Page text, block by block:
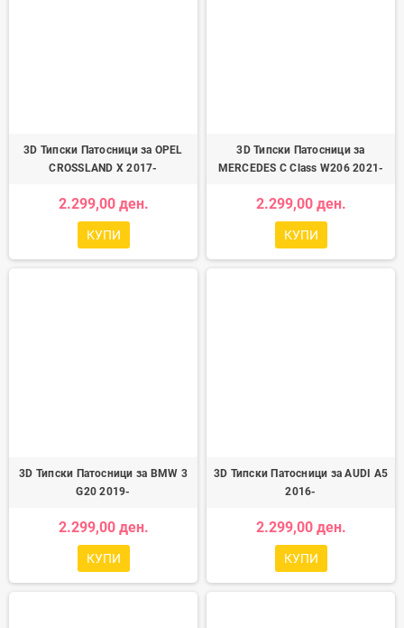
3D Типски Патосници за OPEL
CROSSLAND X 2017-
2.299,00 ден.
КУПИ
3D Типски Патосници за
MERCEDES C Class W206 2021-
2.299,00 ден.
КУПИ
3D Типски Патосници за BMW 3
G20 2019-
2.299,00 ден.
КУПИ
3D Типски Патосници за AUDI A5
2016-
2.299,00 ден.
КУПИ